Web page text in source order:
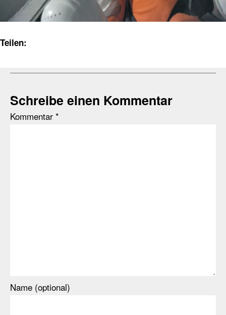
Teilen:
Schreibe einen Kommentar
Kommentar *
Name (optional)